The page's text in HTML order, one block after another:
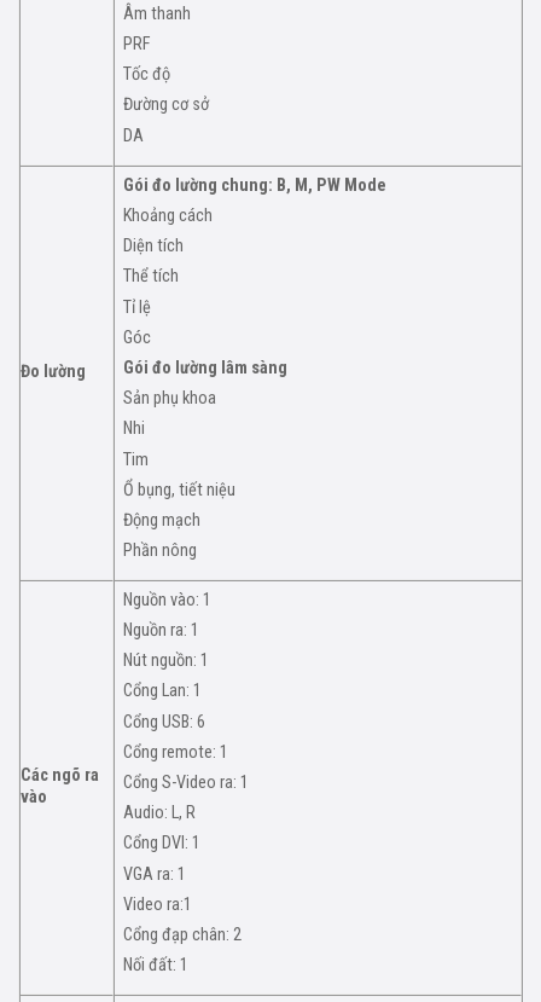
Âm thanh
PRF
Tốc độ
Đường cơ sở
DA
Đo lường
Gói đo lường chung: B, M, PW Mode
Khoảng cách
Diện tích
Thể tích
Tỉ lệ
Góc
Gói đo lường lâm sàng
Sản phụ khoa
Nhi
Tim
Ổ bụng, tiết niệu
Động mạch
Phần nông
Các ngõ ra
vào
Nguồn vào: 1
Nguồn ra: 1
Nút nguồn: 1
Cổng Lan: 1
Cổng USB: 6
Cổng remote: 1
Cổng S-Video ra: 1
Audio: L, R
Cổng DVI: 1
VGA ra: 1
Video ra:1
Cổng đạp chân: 2
Nối đất: 1